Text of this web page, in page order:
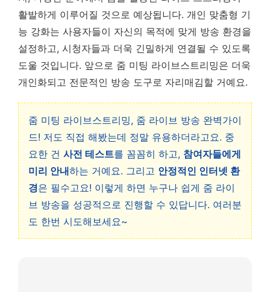
활발하게 이루어질 것으로 예상됩니다. 개인 맞춤형 기
능 강화는 사용자들이 자신의 목적에 맞게 방송 환경을
설정하고, 시청자들과 더욱 긴밀하게 연결될 수 있도록
도울 것입니다. 앞으로 줌 미팅 라이브스트리밍은 더욱
개인화되고 전문적인 방송 도구로 자리매김할 거예요.
줌 미팅 라이브스트리밍, 줌 라이브 방송 완벽가이
드! 저도 직접 해봤는데 정말 유용하더라고요. 중
요한 건 사전 테스트를 꼼꼼히 하고, 참여자들에게
미리 안내하는 거예요. 그리고 안정적인 인터넷 환
경은 필수고요! 이렇게 하면 누구나 쉽게 줌 라이
브 방송을 성공적으로 진행할 수 있답니다. 여러분
도 한번 시도해보세요~